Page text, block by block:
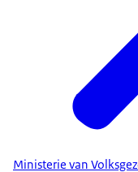
Ministerie van